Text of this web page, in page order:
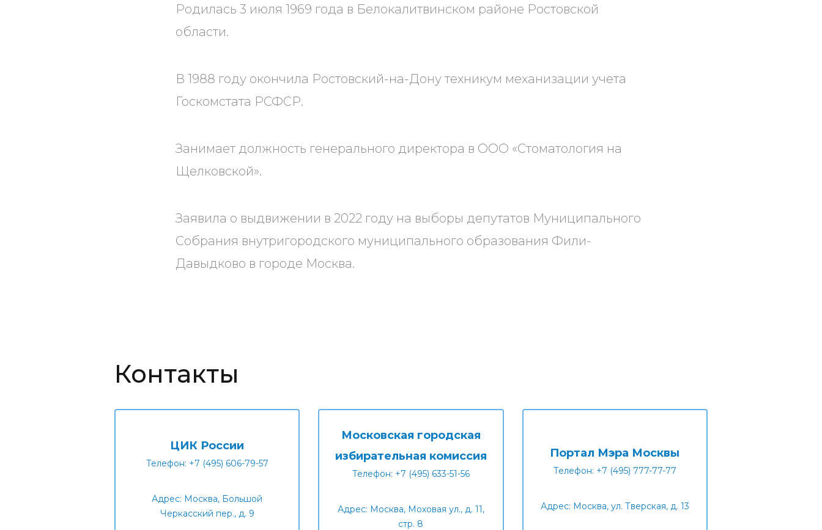
Родилась 3 июля 1969 года в Белокалитвинском районе Ростовской
области.
В 1988 году окончила Ростовский-на-Дону техникум механизации учета
Госкомстата РСФСР.
Занимает должность генерального директора в ООО «Стоматология на
Щелковской».
Заявила о выдвижении в 2022 году на выборы депутатов Муниципального
Собрания внутригородского муниципального образования Фили-
Давыдково в городе Москва.
Контакты
ЦИК России
Телефон: +7 (495) 606-79-57
Адрес: Москва, Большой
Черкасский пер., д. 9
Московская городская
избирательная комиссия
Телефон: +7 (495) 633-51-56
Адрес: Москва, Моховая ул., д. 11,
стр. 8
Портал Мэра Москвы
Телефон: +7 (495) 777-77-77
Адрес: Москва, ул. Тверская, д. 13